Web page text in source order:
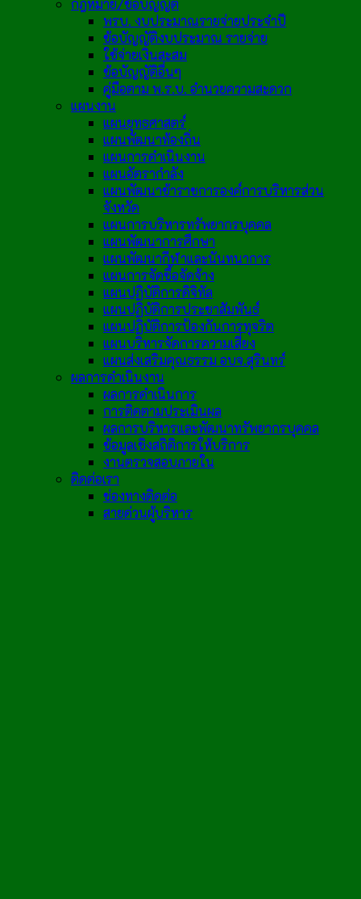
กฎหมาย/ข้อบัญญัติ
พรบ. งบประมาณรายจ่ายประจำปี
ข้อบัญญัติงบประมาณ รายจ่าย
ใช้จ่ายเงินสะสม
ข้อบัญญัติอื่นๆ
คู่มือตาม พ.ร.บ. อำนวยความสะดวก
แผนงาน
แผนยุทธศาสตร์
แผนพัฒนาท้องถิ่น
แผนการดำเนินงาน
แผนอัตรากำลัง
แผนพัฒนาข้าราชการองค์การบริหารส่วน
จังหวัด
แผนการบริหารทรัพยากรบุคคล
แผนพัฒนาการศึกษา
แผนพัฒนากีฬาและนันทนาการ
แผนการจัดซื้อจัดจ้าง
แผนปฏิบัติการดิจิทัล
แผนปฏิบัติการประชาสัมพันธ์
แผนปฏิบัติการป้องกันการทุจริต
แผนบริหารจัดการความเสี่ยง
แผนส่งเสริมคุณธรรม อบจ.สุรินทร์
ผลการดำเนินงาน
ผลการดำเนินการ
การติดตามประเมินผล
ผลการบริหารและพัฒนาทรัพยากรบุคคล
ข้อมูลเชิงสถิติการให้บริการ
งานตรวจสอบภายใน
ติดต่อเรา
ช่องทางติดต่อ
สายด่วนผู้บริหาร